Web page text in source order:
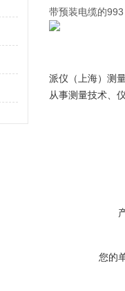
带预装电缆的
派仪（上海）测
从事测量技术、
您的